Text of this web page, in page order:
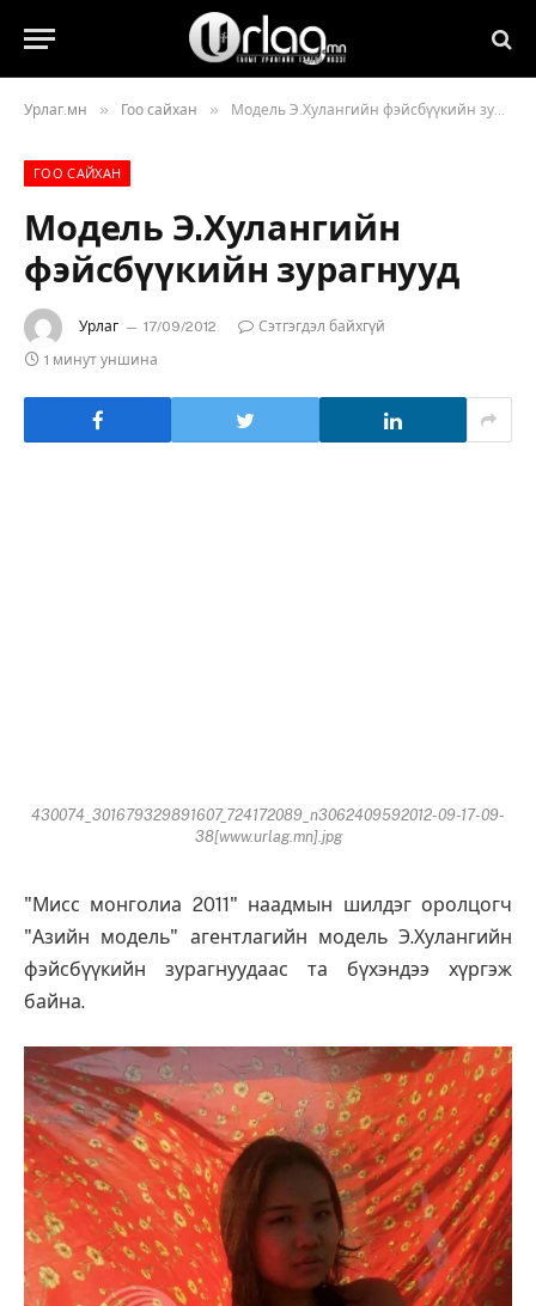
Урлаг.мн » Гоо сайхан » Модель Э.Хулангийн фэйсбүүкийн зурагнууд
ГОО САЙХАН
Модель Э.Хулангийн
фэйсбүүкийн зурагнууд
Урлаг 17/09/2012
Сэтгэгдэл байхгүй
1 минут уншина
430074_301679329891607_724172089_n3062409592012-09-17-09-
38[www.urlag.mn].jpg
"Мисс монголиа 2011" наадмын шилдэг оролцогч
"Азийн модель" агентлагийн модель Э.Хулангийн
фэйсбүүкийн зурагнуудаас та бүхэндээ хүргэж
байна.